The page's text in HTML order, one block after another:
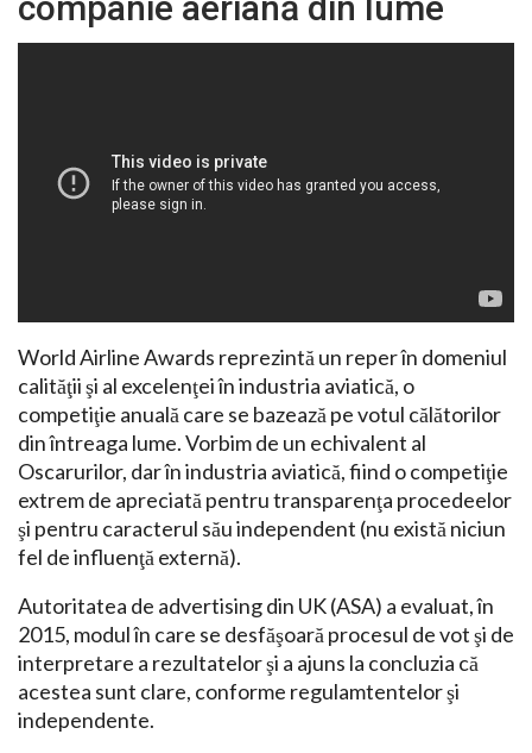
World Airline Awards reprezintă un reper în domeniul
calităţii şi al excelenţei în industria aviatică, o
competiţie anuală care se bazează pe votul călătorilor
din întreaga lume. Vorbim de un echivalent al
Oscarurilor, dar în industria aviatică, fiind o competiţie
extrem de apreciată pentru transparenţa procedeelor
şi pentru caracterul său independent (nu există niciun
fel de influenţă externă).
Autoritatea de advertising din UK (ASA) a evaluat, în
2015, modul în care se desfăşoară procesul de vot şi de
interpretare a rezultatelor şi a ajuns la concluzia că
acestea sunt clare, conforme regulamtentelor şi
independente.